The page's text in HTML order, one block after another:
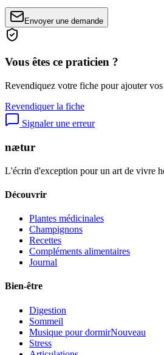
Envoyer une demande
Vous êtes ce praticien ?
Revendiquez votre fiche pour ajouter
Revendiquer la fiche
Signaler une erreur
nætur
L'écrin d'exception pour un art de vivre
Découvrir
Plantes médicinales
Champignons
Recettes
Compléments alimentaires
Journal
Bien-être
Digestion
Sommeil
Musique pour dormirNouveau
Stress